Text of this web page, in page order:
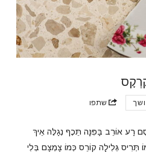
שתפו
רַע אוֹרֵב בַּפִּנָּה תֵּכֶף נְגַלֶּה אֵיךְ
תְּרִיס גְּלִילָה קוֹרֵס כְּמוֹ צַמְצַם בְּלִי